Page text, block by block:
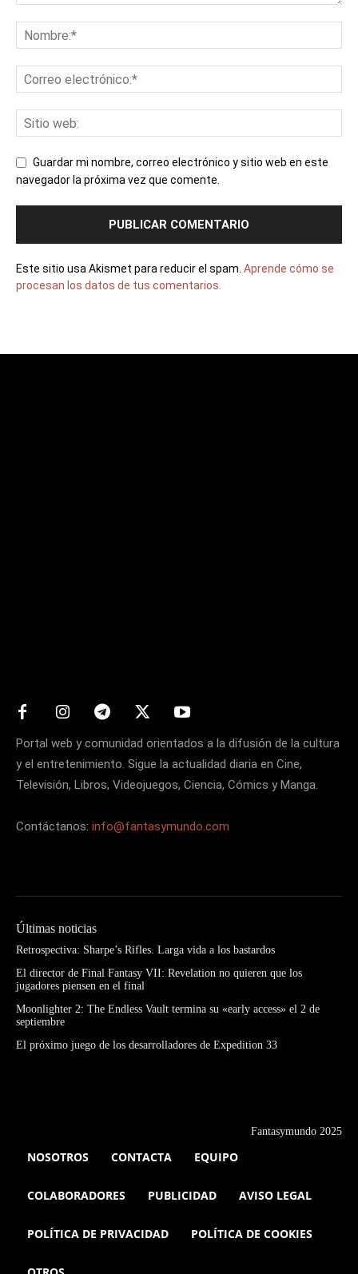
Guardar mi nombre, correo electrónico y sitio web en este
navegador la próxima vez que comente.
Este sitio usa Akismet para reducir el spam. Aprende cómo se
procesan los datos de tus comentarios.
Portal web y comunidad orientados a la difusión de la cultura
y el entretenimiento. Sigue la actualidad diaria en Cine,
Televisión, Libros, Videojuegos, Ciencia, Cómics y Manga.
Contáctanos: info@fantasymundo.com
Últimas noticias
Retrospectiva: Sharpe’s Rifles. Larga vida a los bastardos
El director de Final Fantasy VII: Revelation no quieren que los
jugadores piensen en el final
Moonlighter 2: The Endless Vault termina su «early access» el 2 de
septiembre
El próximo juego de los desarrolladores de Expedition 33
Fantasymundo 2025
NOSOTROS CONTACTA EQUIPO
COLABORADORES PUBLICIDAD AVISO LEGAL
POLÍTICA DE PRIVACIDAD POLÍTICA DE COOKIES